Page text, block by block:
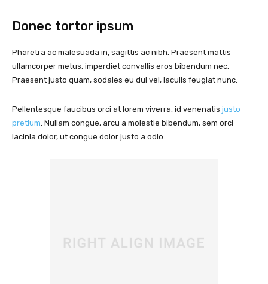
Donec tortor ipsum
Pharetra ac malesuada in, sagittis ac nibh. Praesent mattis
ullamcorper metus, imperdiet convallis eros bibendum nec.
Praesent justo quam, sodales eu dui vel, iaculis feugiat nunc.
Pellentesque faucibus orci at lorem viverra, id venenatis justo
pretium. Nullam congue, arcu a molestie bibendum, sem orci
lacinia dolor, ut congue dolor justo a odio.